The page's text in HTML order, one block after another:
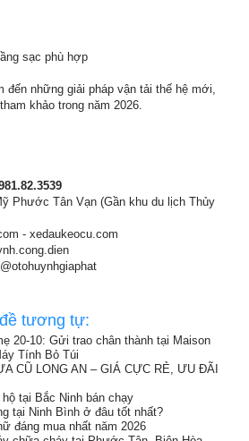
sạc phù hợp
đến những giải pháp vận tải thế hệ mới,
khảo trong năm 2026.
Phước Tân Vạn (Gần khu du lịch Thủy
- xedaukeocu.com
tương tự:
20-10: Gửi trao chân thành tại Maison
Tính Bỏ Túi
CŨ LONG AN – GIÁ CỰC RẺ, ƯU ĐÃI
tại Bắc Ninh bán chạy
tại Ninh Bình ở đâu tốt nhất?
đáng mua nhất năm 2026